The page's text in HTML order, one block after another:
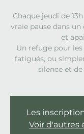
Chaque jeudi de
vraie pause dans un
et
Un refuge pour les
fatigués, ou
silence et
Les
Voir d'autres